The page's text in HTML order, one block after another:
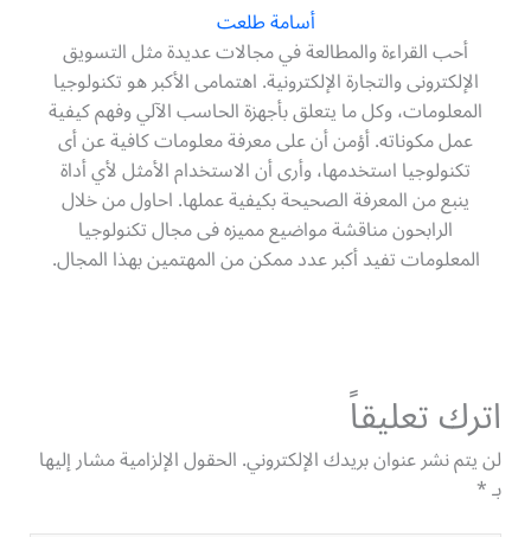
أسامة طلعت
أحب القراءة والمطالعة في مجالات عديدة مثل التسويق
الإلكترونى والتجارة الإلكترونية. اهتمامى الأكبر هو تكنولوجيا
المعلومات، وكل ما يتعلق بأجهزة الحاسب الآلي وفهم كيفية
عمل مكوناته. أؤمن أن على معرفة معلومات كافية عن أى
تكنولوجيا استخدمها، وأرى أن الاستخدام الأمثل لأي أداة
ينبع من المعرفة الصحيحة بكيفية عملها. احاول من خلال
الرابحون مناقشة مواضيع مميزه فى مجال تكنولوجيا
المعلومات تفيد أكبر عدد ممكن من المهتمين بهذا المجال.
اترك تعليقاً
لن يتم نشر عنوان بريدك الإلكتروني.الحقول الإلزامية مشار إليها
بـ*